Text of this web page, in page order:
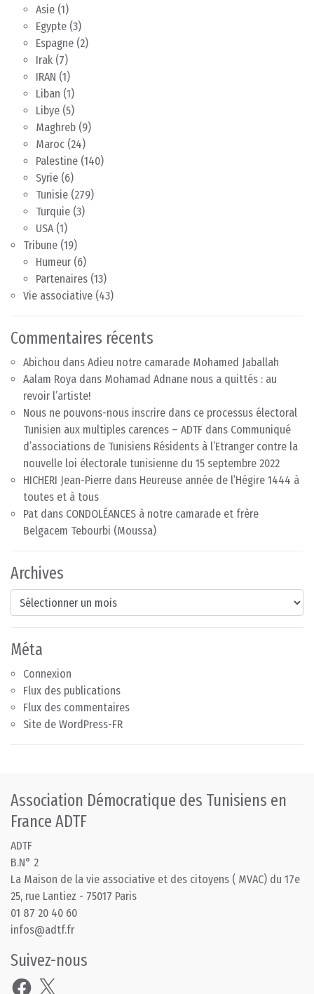
Asie (1)
Egypte (3)
Espagne (2)
Irak (7)
IRAN (1)
Liban (1)
Libye (5)
Maghreb (9)
Maroc (24)
Palestine (140)
Syrie (6)
Tunisie (279)
Turquie (3)
USA(1)
Tribune (19)
Humeur (6)
Partenaires (13)
Vie associative (43)
Commentaires récents
Abichou dans Adieu notre camarade Mohamed Jaballah
Aalam Roya dans Mohamad Adnane nous a quittés : au
revoir l’artiste!
Nous ne pouvons-nous inscrire dans ce processus électoral
Tunisien aux multiples carences – ADTF dans Communiqué
d’associations de Tunisiens Résidents à l’Etranger contre la
nouvelle loi électorale tunisienne du 15 septembre 2022
HICHERI Jean-Pierre dans Heureuse année de l’Hégire 1444 à
toutes et à tous
Pat dans CONDOLÉANCES à notre camarade et frère
Belgacem Tebourbi (Moussa)
Archives
Archives
Méta
Connexion
Flux des publications
Flux des commentaires
Site de WordPress-FR
Association Démocratique des Tunisiens en
France ADTF
ADTF
B.N° 2
La Maison de la vie associative et des citoyens ( MVAC) du 17e
25, rue Lantiez - 75017 Paris
01 87 20 40 60
infos@adtf.fr
Suivez-nous
Facebook
X